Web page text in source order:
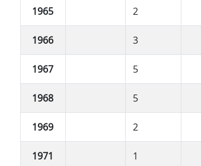
1965 2
1966 3
1967 5
1968 5
1969 2
1971 1